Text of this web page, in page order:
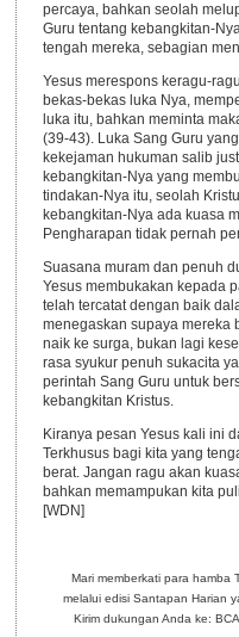
percaya, bahkan seolah
Guru tentang kebangkitan-
tengah mereka, sebagian
Yesus merespons keragu-
bekas-bekas luka Nya,
luka itu, bahkan meminta
(39-43). Luka Sang Guru
kekejaman hukuman salib
kebangkitan-Nya yang
tindakan-Nya itu, seolah
kebangkitan-Nya ada kuasa
Pengharapan tidak pernah
Suasana muram dan penuh
Yesus membukakan kepada
telah tercatat dengan baik
menegaskan supaya mereka
naik ke surga, bukan lagi
rasa syukur penuh sukacita
perintah Sang Guru untuk
kebangkitan Kristus.
Kiranya pesan Yesus kali ini
Terkhusus bagi kita yang
berat. Jangan ragu akan
bahkan memampukan kita
[WDN]
Mari memberkati para hamba
melalui edisi Santapan Harian
Kirim dukungan Anda ke: